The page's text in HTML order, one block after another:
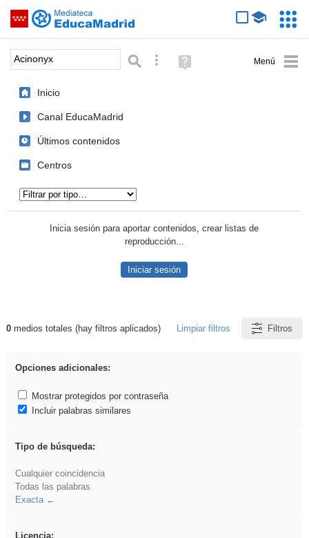
Saltar navegación
Palabra o frase: Búsqueda avanzada
Ayuda
(en
Inicio
Canal EducaMadrid
Últimos contenidos
Centros
Inicia sesión para aportar contenidos, crear listas de
reproducción...
Iniciar sesión
Resultados de: Acinonyx
0medios totales (hay filtros aplicados) Limpiar filtros Filtros
Opciones adicionales:
Mostrar protegidos por contraseña
Incluir palabras similares
Tipo de búsqueda:
Cualquier coincidencia
Todas las palabras
Exacta
Licencia: